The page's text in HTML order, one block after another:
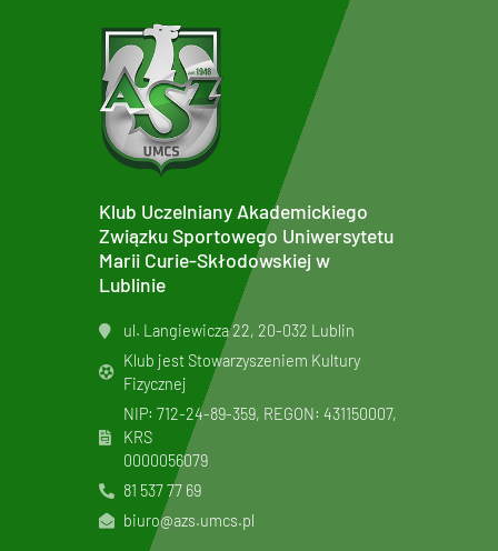
Klub Uczelniany Akademickiego
Związku Sportowego Uniwersytetu
Marii Curie-Skłodowskiej w
Lublinie
ul. Langiewicza 22, 20-032 Lublin
Klub jest Stowarzyszeniem Kultury
Fizycznej
NIP: 712-24-89-359, REGON: 431150007,
KRS
0000056079
81 537 77 69
biuro@azs.umcs.pl